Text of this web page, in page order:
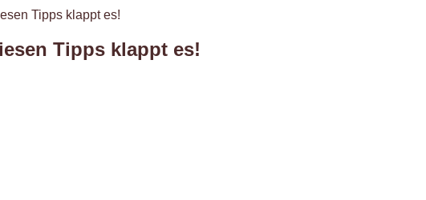
Tipps klappt es!
Tipps klappt es!